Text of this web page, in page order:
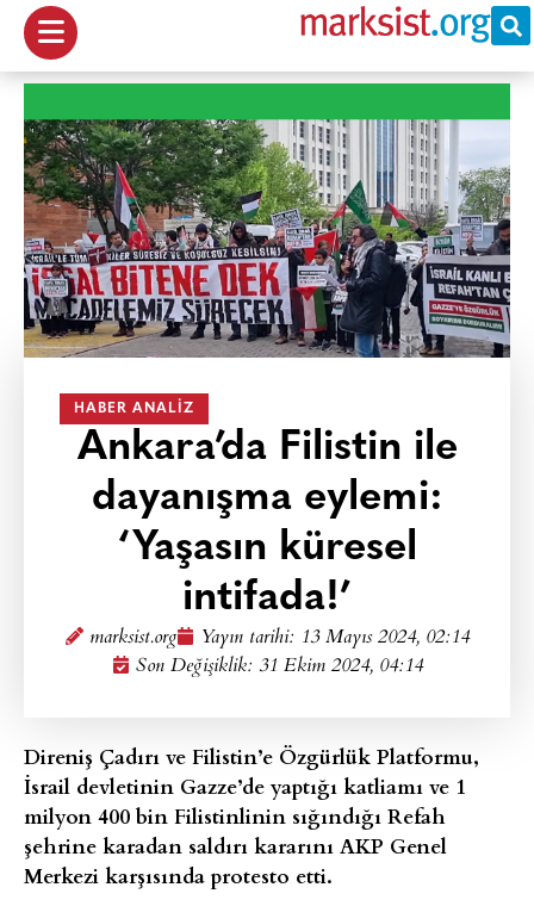
HABER ANALIZ
Ankara’da Filistin ile
dayanışma eylemi:
‘Yaşasın küresel
intifada!’
marksist.org Yayın tarihi: 13 Mayıs 2024, 02:14
Son Değişiklik: 31 Ekim 2024, 04:14
Direniş Çadırı ve Filistin’e Özgürlük Platformu,
İsrail devletinin Gazze’de yaptığı katliamı ve 1
milyon 400 bin Filistinlinin sığındığı Refah
şehrine karadan saldırı kararını AKP Genel
Merkezi karşısında protesto etti.